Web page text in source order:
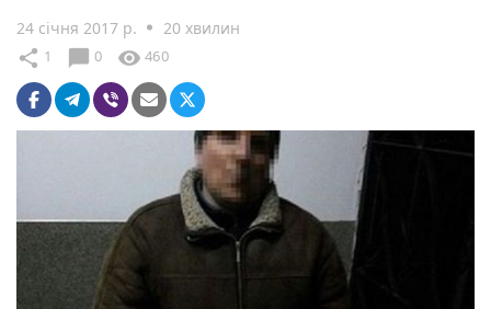
24 січня 2017 р. 20 хвилин
share 1 chat_bubble 0 visibility 460